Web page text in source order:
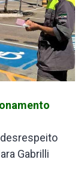
Gabrilli